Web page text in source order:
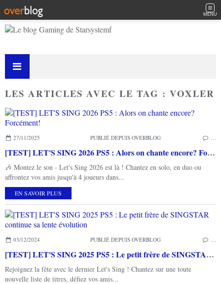
MENU
LES ARTICLES AVEC LE TAG : VOXLER
27/11/2025 PUBLIÉ DEPUIS OVERBLOG
[TEST] LET'S SING 2026 PS5 : Alors on chante encore? Forcément!
🎶 Montez le son - Let's Sing 2026 est là ! Chantez en solo, en duo ou
affrontez vos amis jusqu'à 4 joueurs dans...
EN SAVOIR PLUS
03/12/2024 PUBLIÉ DEPUIS OVERBLOG
[TEST] LET'S SING 2025 PS5 : Le petit frère de SINGSTAR continue sa lente évolution
Rejoignez la fête avec le dernier Let's Sing ! Chantez sur une toute
nouvelle liste de titres, défiez vos amis...